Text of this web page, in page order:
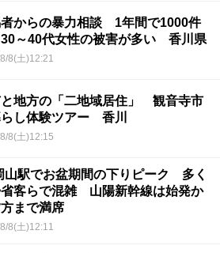
からの暴力相談 1年間で1000件
～40代女性の被害が多い 香川県
8(土)12:21
地方の「二地域居住」 観音寺市
し体験ツアー 香川
8(土)12:15
山駅でお盆期間の下りピーク 多く
客らで混雑 山陽新幹線は始発か
まで満席
8(土)12:11